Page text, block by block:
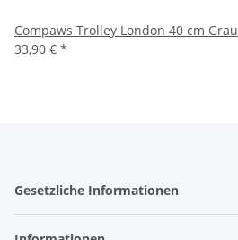
Compaws Trolley London 40 cm Grau
33,90 € *
Gesetzliche Informationen